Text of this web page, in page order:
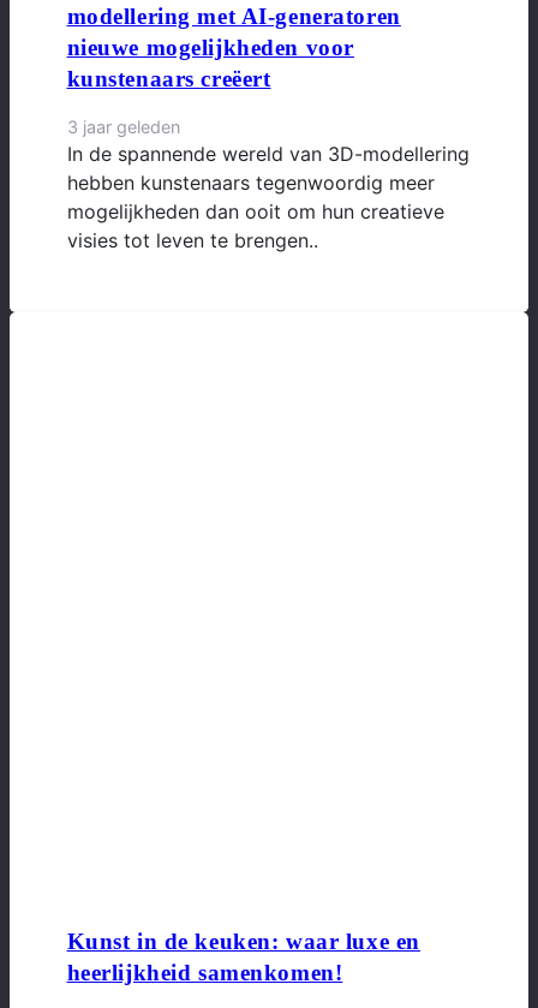
modellering met AI-generatoren
nieuwe mogelijkheden voor
kunstenaars creëert
3 jaar geleden
In de spannende wereld van 3D-modellering
hebben kunstenaars tegenwoordig meer
mogelijkheden dan ooit om hun creatieve
visies tot leven te brengen..
Kunst in de keuken: waar luxe en
heerlijkheid samenkomen!